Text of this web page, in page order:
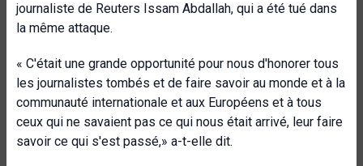
journaliste de Reuters Issam Abdallah, qui a été tué dans
la même attaque.
« C'était une grande opportunité pour nous d'honorer tous
les journalistes tombés et de faire savoir au monde et à la
communauté internationale et aux Européens et à tous
ceux qui ne savaient pas ce qui nous était arrivé, leur faire
savoir ce qui s'est passé,» a-t-elle dit.